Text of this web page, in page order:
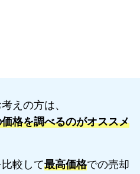
えの方は、
格を調べるのがオススメ
較して最高価格での売却